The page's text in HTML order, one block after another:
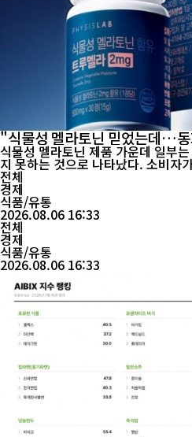
"식물성 멜라토닌 믿었는데…동
절반도 못 미쳐"
식물성 멜라토닌 제품 가운데 일부
지 못하는 것으로 나타났다. 소비자
섭취하는 멜라토닌 양은 크게 부족했던 셈이다. 한
중에서 판매되는 식물성 멜라토닌
개 제품은 실제 멜라토닌 함량이 표
인됐다. 가장 큰 차이를 보인 제품
전체
경제
식품/유통
2026.08.06 16:33
전체
경제
식품/유통
2026.08.06 16:33